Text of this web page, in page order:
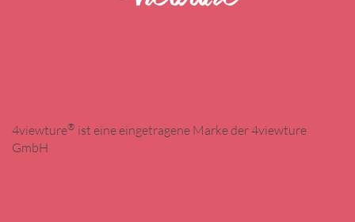
4viewture® ist eine eingetragene Marke der 4viewture
GmbH